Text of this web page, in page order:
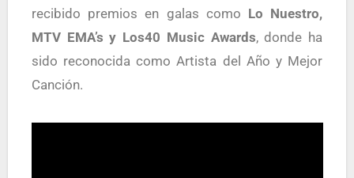
recibido premios en galas como Lo Nuestro,
MTV EMA’s y Los40 Music Awards, donde ha
sido reconocida como Artista del Año y Mejor
Canción.